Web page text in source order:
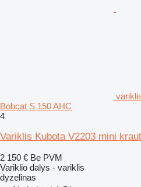
Bobcat S 150 AHC
4
Variklis Kubota V2203 mini
2 150 € Be PVM
Variklio dalys - variklis
dyzelinas